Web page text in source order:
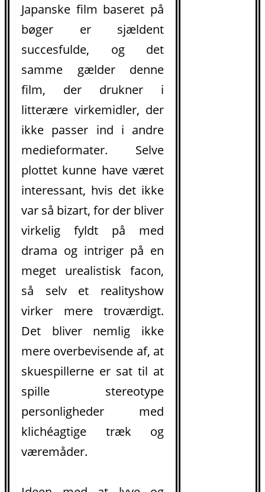
Japanske film baseret på
bøger er sjældent
succesfulde, og det
samme gælder denne
film, der drukner i
litterære virkemidler, der
ikke passer ind i andre
medieformater. Selve
plottet kunne have været
interessant, hvis det ikke
var så bizart, for der bliver
virkelig fyldt på med
drama og intriger på en
meget urealistisk facon,
så selv et realityshow
virker mere troværdigt.
Det bliver nemlig ikke
mere overbevisende af, at
skuespillerne er sat til at
spille stereotype
personligheder med
klichéagtige træk og
væremåder.